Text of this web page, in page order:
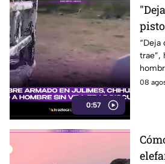
0:57
por
“Deja
trae”,
08